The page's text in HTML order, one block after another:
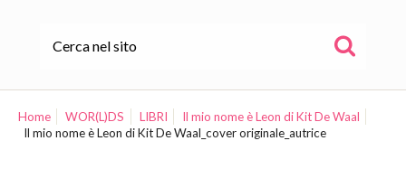
WOR(L)DS
Home WOR(L)DS LIBRI
Il mio nome è Leon di Kit De Waal
Il mio nome è Leon di Kit De Waal_cover originale_autrice